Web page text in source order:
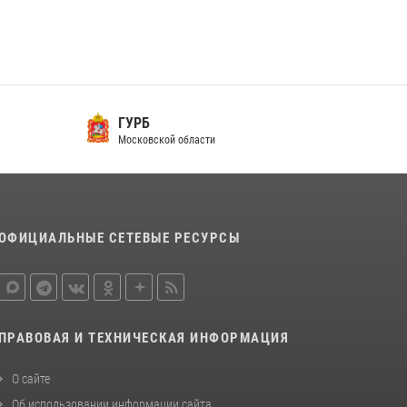
В подмосковном главке Росгвардии выявили
сильнейших сотрудников спецподразделений
стрельбой
ГУРБ
Московской области
СЕТЕВЫЕ РЕСУРСЫ
ПРАВОВАЯ И ТЕХНИЧЕСКАЯ ИНФОРМАЦИЯ
О сайте